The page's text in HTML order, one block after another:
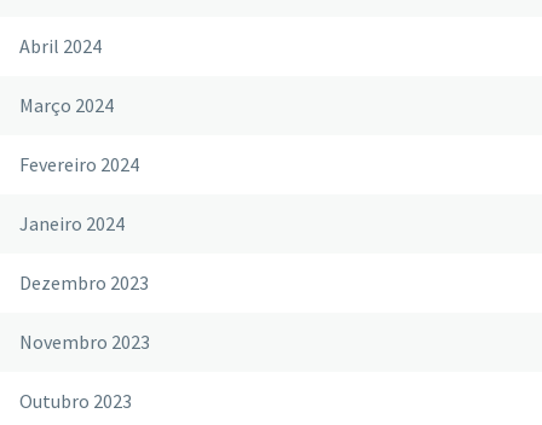
Abril 2024
Março 2024
Fevereiro 2024
Janeiro 2024
Dezembro 2023
Novembro 2023
Outubro 2023